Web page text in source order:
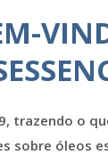
trazendo o
sobre óleos